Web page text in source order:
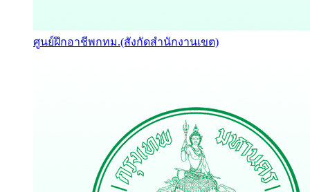
ศูนย์ฝึกอาชีพกทม.(สังกัดสำนักงานเขต)